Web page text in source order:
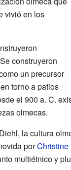
vivió en los
construyeron
un precursor
torno a patios
el 900 a. C.
olmecas.
la cultura
porChristine
multiétnico y